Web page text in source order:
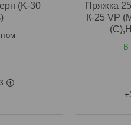
(K-30
Пряжка
К-25 VP
В